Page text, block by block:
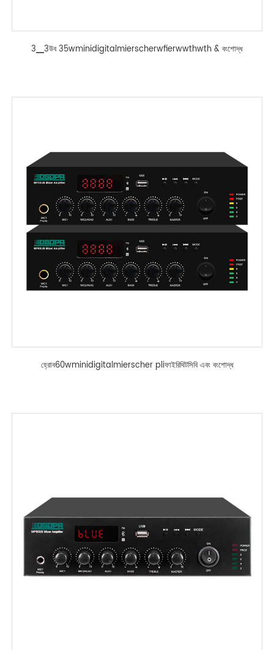
3▁3উব 35wminidigitalmierscherwfierwwthwth & বংশোদ্ধ
হ্রোব60wminidigitalmierscher pliফাইরিথিটসিবি এবং বংশোদ্ধ